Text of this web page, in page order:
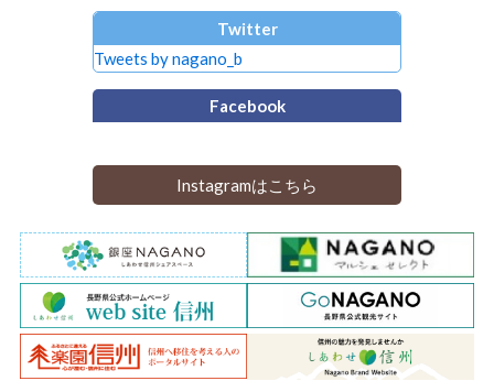
Twitter
Tweets by nagano_b
Facebook
Instagramはこちら